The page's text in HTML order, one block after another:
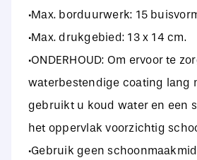
·Max. borduurwerk: 15
·Max. drukgebied: 13 x 14 cm.
·ONDERHOUD: Om ervoor te
waterbestendige coating lang
gebruikt u koud water en een
het oppervlak voorzichtig
·Gebruik geen